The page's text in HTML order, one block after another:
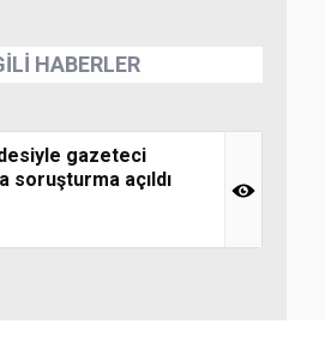
HABERLER
gazeteci
soruşturma açıldı